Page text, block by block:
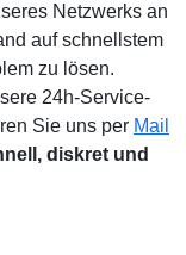
Netzwerks an
auf schnellstem
zu lösen.
24h-Service-
Sie uns per Mail
diskret und